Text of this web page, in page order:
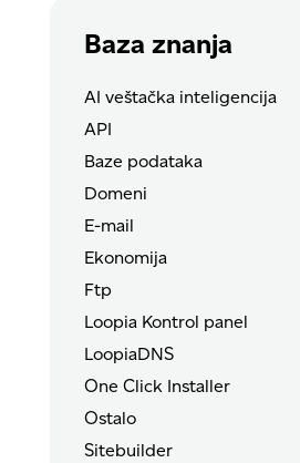
Baza znanja
AI veštačka inteligencija
API
Baze podataka
Domeni
E-mail
Ekonomija
Ftp
Loopia Kontrol panel
LoopiaDNS
One Click Installer
Ostalo
Sitebuilder